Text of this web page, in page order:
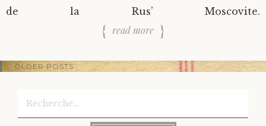
de la Rus’ Moscovite.
read more
Post
OLDER POSTS